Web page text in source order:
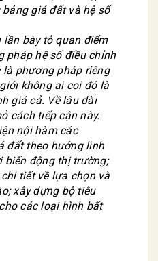
giá đất và hệ số
bày tỏ quan điểm
pháp hệ số điều chỉnh
phương pháp riêng
không ai coi đó là
giá cả. Về lâu dài
cách tiếp cận này.
nội hàm các
đất theo hướng linh
biến động thị trường;
tiết về lựa chọn và
xây dựng bộ tiêu
các loại hình bất